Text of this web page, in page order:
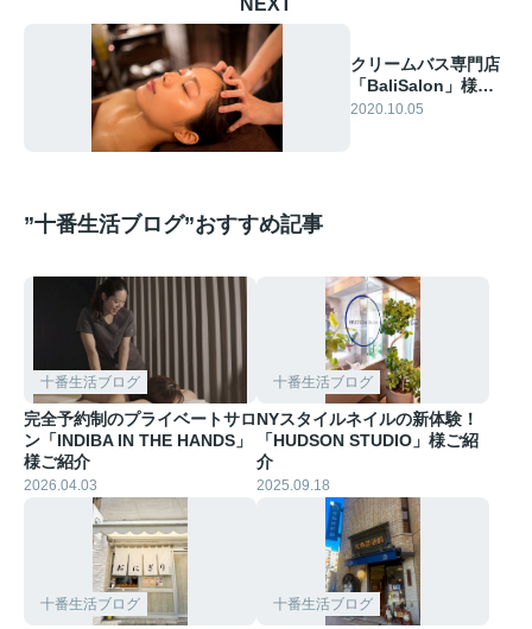
NEXT
クリームバス専門店
「BaliSalon」様ご
紹介
2020.10.05
”十番生活ブログ”おすすめ記事
十番生活ブログ
完全予約制のプライベートサロ
ン「INDIBA IN THE HANDS」
様ご紹介
2026.04.03
十番生活ブログ
NYスタイルネイルの新体験！
「HUDSON STUDIO」様ご紹
介
2025.09.18
十番生活ブログ 十番生活ブログ